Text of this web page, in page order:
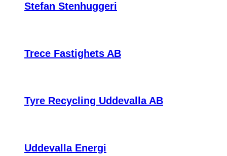
Stefan Stenhuggeri
Trece Fastighets AB
Tyre Recycling Uddevalla AB
Uddevalla Energi